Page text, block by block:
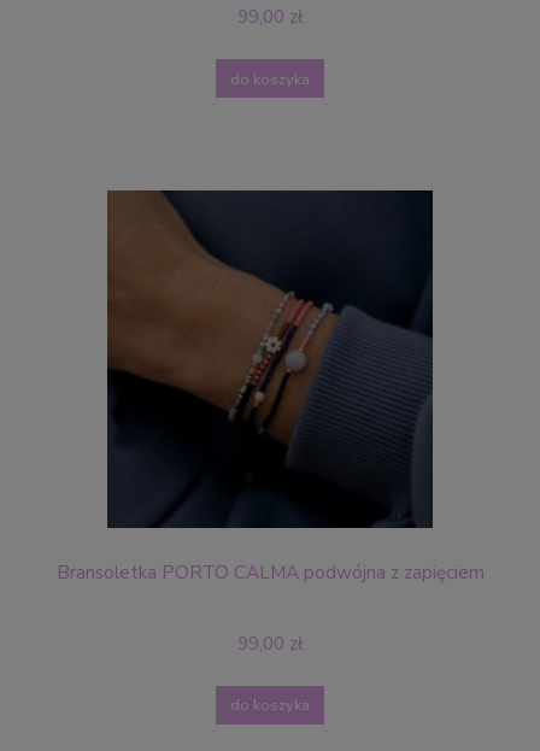
99,00 zł
do koszyka
Bransoletka PORTO CALMA podwójna z zapięciem
99,00 zł
do koszyka